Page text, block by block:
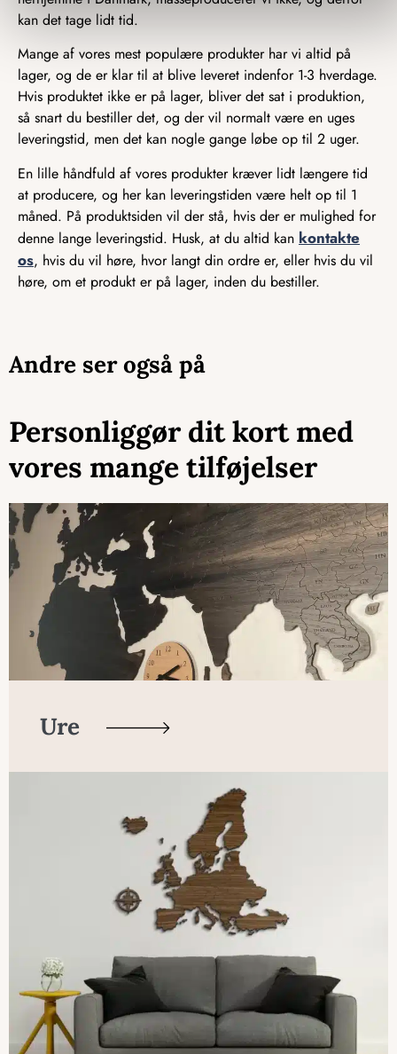
kan det tage lidt tid.
Mange af vores mest populære produkter har vi altid på
lager, og de er klar til at blive leveret indenfor 1-3 hverdage.
Hvis produktet ikke er på lager, bliver det sat i produktion,
så snart du bestiller det, og der vil normalt være en uges
leveringstid, men det kan nogle gange løbe op til 2 uger.
En lille håndfuld af vores produkter kræver lidt længere tid
at producere, og her kan leveringstiden være helt op til 1
måned. På produktsiden vil der stå, hvis der er mulighed for
denne lange leveringstid. Husk, at du altid kan kontakte
os, hvis du vil høre, hvor langt din ordre er, eller hvis du vil
høre, om et produkt er på lager, inden du bestiller.
Andre ser også på
Personliggør dit kort med
vores mange tilføjelser
Ure